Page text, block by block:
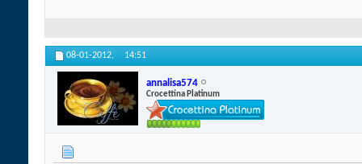
08-01-2012, 14:51
annalisa574
Crocettina Platinum